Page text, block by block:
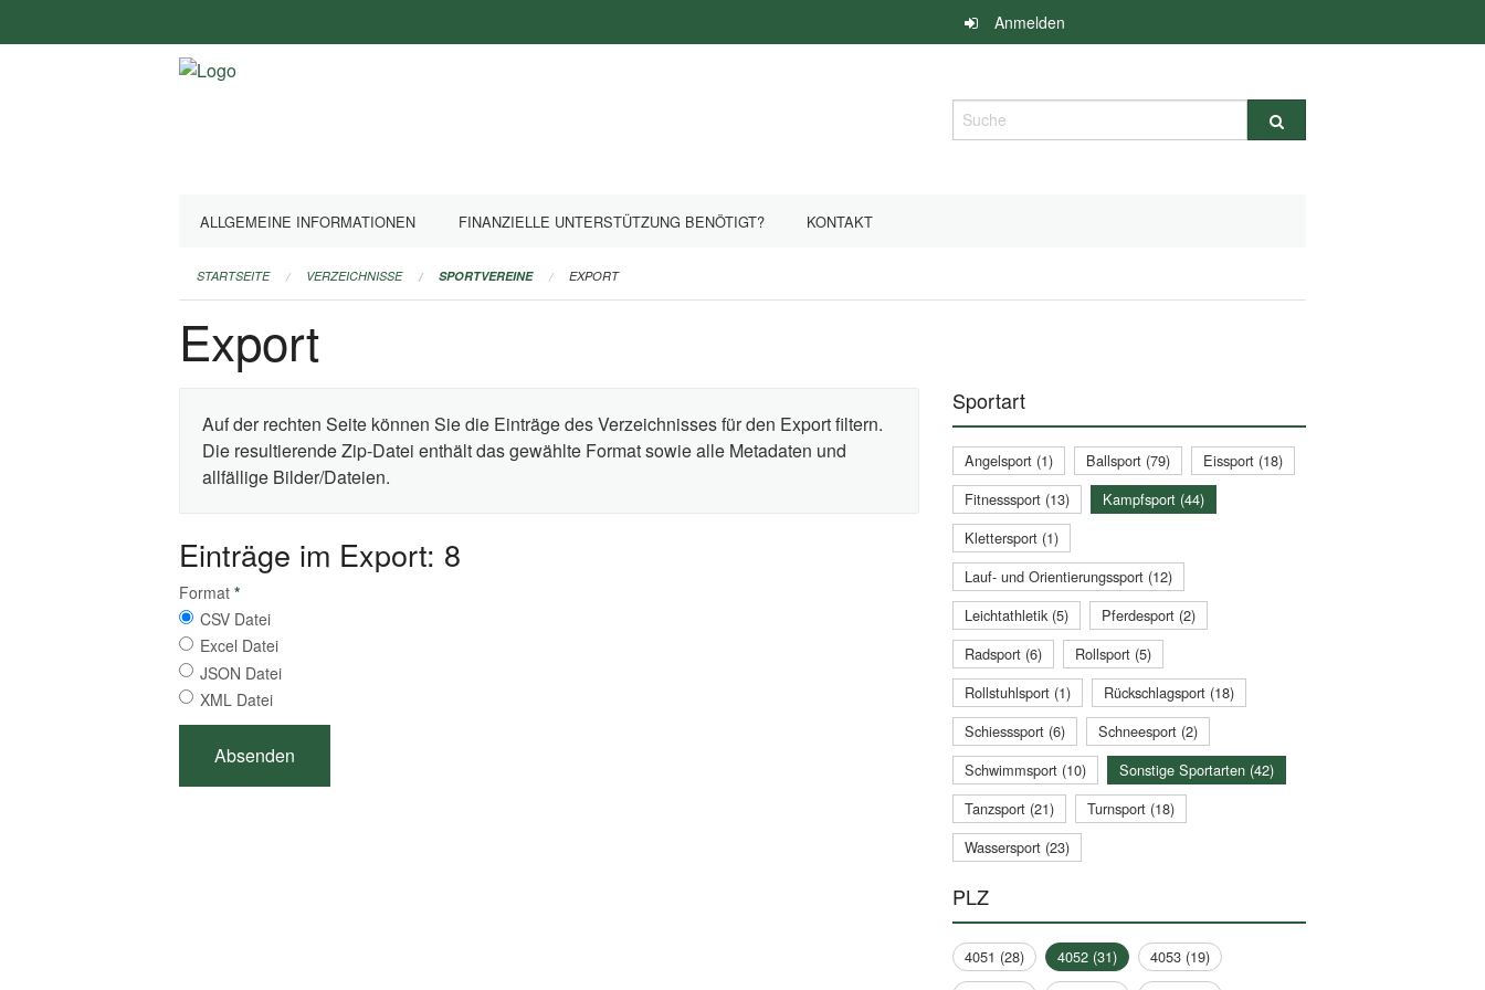
überspringen
Anmelden
Suche
ALLGEMEINE INFORMATIONEN FINANZIELLE UNTERSTÜTZUNG BENÖTIGT? KONTAKT
STARTSEITE VERZEICHNISSE SPORTVEREINE EXPORT
Export
Auf der rechten Seite können Sie die Einträge des Verzeichnisses für den Export filtern.
Die resultierende Zip-Datei enthält das gewählte Format sowie alle Metadaten und
allfällige Bilder/Dateien.
Einträge im Export: 8
Format *
CSV Datei
Excel Datei
JSON Datei
XML Datei
Sportart
Angelsport (1) Ballsport (79)
Eissport (18)
Fitnesssport (13)
Kampfsport (44)
Klettersport (1)
Lauf- und Orientierungssport (12)
Leichtathletik (5)
Pferdesport (2)
Radsport (6)
Rollsport (5)
Rollstuhlsport (1)
Rückschlagsport (18)
Schiesssport (6)
Schneesport (2)
Schwimmsport (10)
Sonstige Sportarten (42)
Tanzsport (21)
Turnsport (18)
Wassersport (23)
PLZ
4051 (28) 4052 (31)
4053 (19)